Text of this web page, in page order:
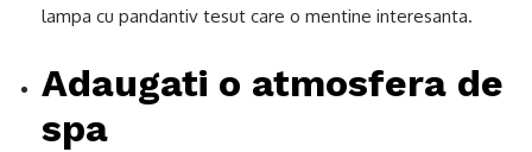
lampa cu pandantiv tesut care o mentine interesanta.
Adaugati o atmosfera de
spa